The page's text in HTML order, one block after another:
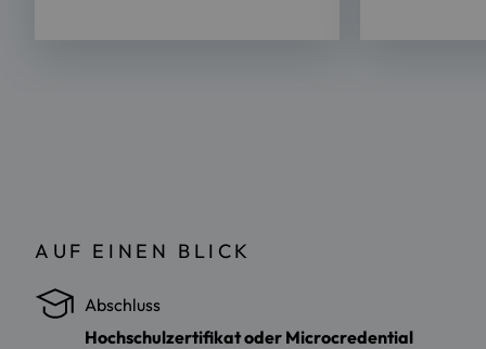
AUF EINEN BLICK
Abschluss
Hochschulzertifikat oder Microcredential